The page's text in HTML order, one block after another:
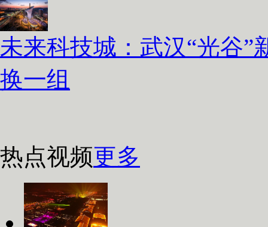
未来科技城：武汉“光谷”
换一组
热点视频更多